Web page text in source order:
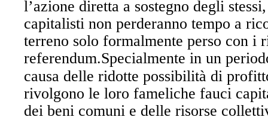
l’azione diretta a sostegno degli
capitalisti non perderanno tempo a
terreno solo formalmente perso con i
referendum.Specialmente in un
causa delle ridotte possibilità di
rivolgono le loro fameliche fauci
dei beni comuni e delle risorse